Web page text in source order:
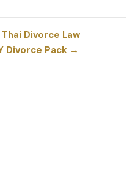
Divorce Law
Divorce Pack →